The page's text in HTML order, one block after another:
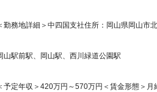
勤務地詳細＞中四国支社住所：岡山県岡山市
山駅前駅、岡山駅、西川緑道公園駅
予定年収＞420万円～570万円＜賃金形態＞